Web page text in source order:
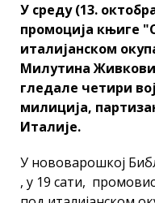
У среду (13.
промоција књиге
италијанском
Милутина
гледале четири
милиција,
Италије.
У нововарошкој
, у 19 сати,